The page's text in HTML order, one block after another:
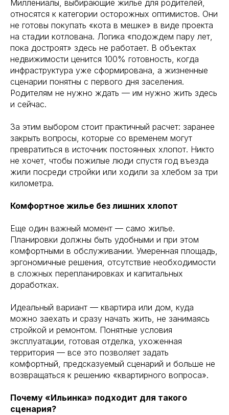
Миллениалы, выбирающие жилье для родителей,
относятся к категории осторожных оптимистов. Они
не готовы покупать «кота в мешке» в виде проекта
на стадии котлована. Логика «подождем пару лет,
пока достроят» здесь не работает. В объектах
недвижимости ценится 100% готовность, когда
инфраструктура уже сформирована, а жизненные
сценарии понятны с первого дня заселения.
Родителям не нужно ждать — им нужно жить здесь
и сейчас.
За этим выбором стоит практичный расчет: заранее
закрыть вопросы, которые со временем могут
превратиться в источник постоянных хлопот. Никто
не хочет, чтобы пожилые люди спустя год въезда
жили посреди стройки или ходили за хлебом за три
километра.
Комфортное жилье без лишних хлопот
Еще один важный момент — само жилье.
Планировки должны быть удобными и при этом
комфортными в обслуживании. Умеренная площадь,
эргономичные решения, отсутствие необходимости
в сложных перепланировках и капитальных
доработках.
Идеальный вариант — квартира или дом, куда
можно заехать и сразу начать жить, не занимаясь
стройкой и ремонтом. Понятные условия
эксплуатации, готовая отделка, ухоженная
территория — все это позволяет задать
комфортный, предсказуемый сценарий и больше не
возвращаться к решению «квартирного вопроса».
Почему «Ильинка» подходит для такого
сценария?